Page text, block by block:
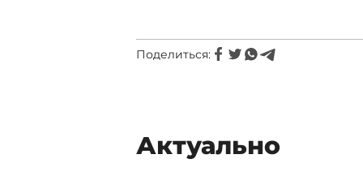
Поделиться:
Актуально